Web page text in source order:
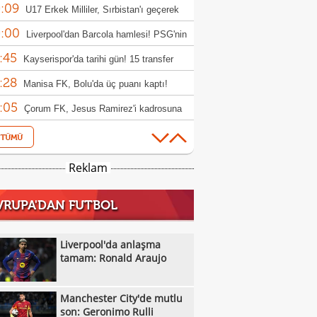
U17 Erkek Milliler, Sırbistan'ı geçerek
yükseldi!Liverpool'dan Barcola hamlesi! PSG'nin
dudak uçuklattı
Kayserispor'da tarihi gün! 15 transfer
Manisa FK, Bolu'da üç puanı kaptı!
Çorum FK, Jesus Ramirez'i kadrosuna
Fisnik Asllani'nin Leipzig'e transferi son
iptal oldu!
Erzurumspor, Ebosele ile anlaştı!
Fenerbahçe'ye müjdeli haber: Romelu
Manchester City'de mutlu son: Geronimo
Kıvanç Taşyaran ve Buğra Ünal, Avrupa
finale yükseldi
Altay, Tuna Üzümcü ile topbaşı yaptı
Reklam
FUTBOL
Liverpool'da anlaşma
tamam: Ronald Araujo
Manchester City'de mutlu
son: Geronimo Rulli